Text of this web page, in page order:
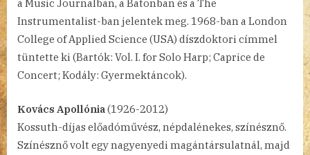
a Music Journalban, a Batonban és a The
Instrumentalist-ban jelentek meg. 1968-ban a London
College of Applied Science (USA) díszdoktori címmel
tüntette ki (Bartók: Vol. I. for Solo Harp; Caprice de
Concert; Kodály: Gyermektáncok).
Kovács Apollónia(1926-2012)
Kossuth-díjas előadóművész, népdalénekes, színésznő.
Színésznő volt egy nagyenyedi magántársulatnál, majd